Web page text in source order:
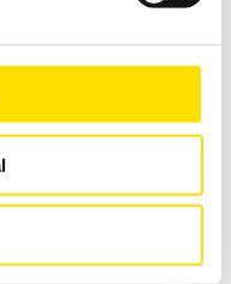
motoriserad